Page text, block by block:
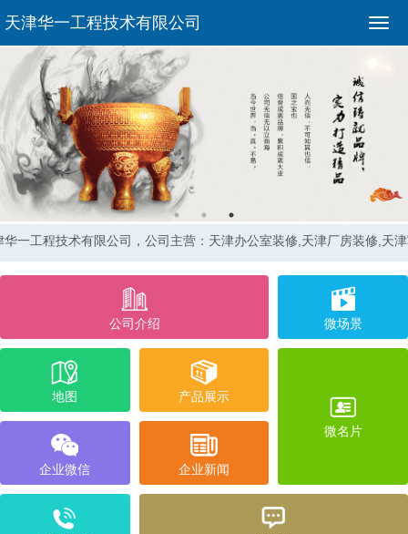
天津华一工程技术有限公司
一工程技术有限公司， 公司主营：天津办公室装修,天津厂房装修,天
公司介绍 微场景
地图 产品展示
微名片
企业微信 企业新闻